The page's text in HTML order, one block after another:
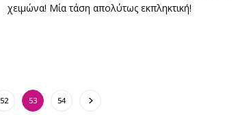
χειμώνα! Μία τάση απολύτως εκπληκτική!
52 53 54